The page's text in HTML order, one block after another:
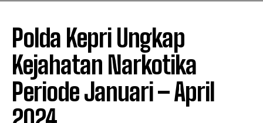
Polda Kepri Ungkap
Kejahatan Narkotika
Periode Januari – April